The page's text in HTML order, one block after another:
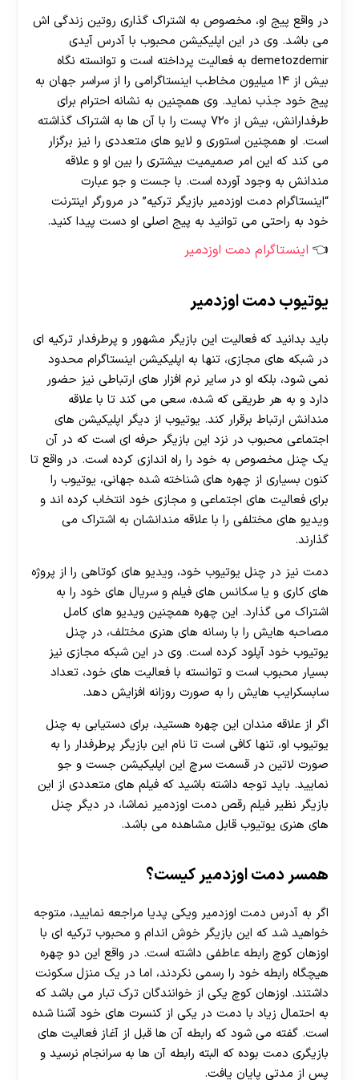
در واقع پیج او، مخصوص به اشتراک گذاری روتین زندگی اش
می باشد. وی در این اپلیکیشن محبوب با آدرس آیدی
demetozdemir به فعالیت پرداخته است و توانسته نگاه
بیش از ۱۴ میلیون مخاطب اینستاگرامی را از سراسر جهان به
پیج خود جذب نماید. وی همچنین به نشانه احترام برای
طرفدارانش، بیش از ۷۲۰ پست را با آن ها به اشتراک گذاشته
است. او همچنین استوری و لایو های متعددی را نیز برگزار
می کند که این امر صمیمیت بیشتری را بین او و علاقه
مندانش به وجود آورده است. با جست و جو عبارت
“اینستاگرام دمت اوزدمیر بازیگر ترکیه” در مرورگر اینترنت
خود به راحتی می توانید به پیج اصلی او دست پیدا کنید.
اینستاگرام دمت اوزدمیر
یوتیوب دمت اوزدمیر
باید بدانید که فعالیت این بازیگر مشهور و پرطرفدار ترکیه ای
در شبکه های مجازی، تنها به اپلیکیشن اینستاگرام محدود
نمی شود، بلکه او در سایر نرم افزار های ارتباطی نیز حضور
دارد و به هر طریقی که شده، سعی می کند تا با علاقه
مندانش ارتباط برقرار کند. یوتیوب از دیگر اپلیکیشن های
اجتماعی محبوب در نزد این بازیگر حرفه ای است که در آن
یک چنل مخصوص به خود را راه اندازی کرده است. در واقع تا
کنون بسیاری از چهره های شناخته شده جهانی، یوتیوب را
برای فعالیت های اجتماعی و مجازی خود انتخاب کرده اند و
ویدیو های مختلفی را با علاقه مندانشان به اشتراک می
گذارند.
دمت نیز در چنل یوتیوب خود، ویدیو های کوتاهی را از پروژه
های کاری و یا سکانس های فیلم و سریال های خود را به
اشتراک می گذارد. این چهره همچنین ویدیو های کامل
مصاحبه هایش را با رسانه های هنری مختلف، در چنل
یوتیوب خود آپلود کرده است. وی در این شبکه مجازی نیز
بسیار محبوب است و توانسته با فعالیت های خود، تعداد
سابسکرایب هایش را به صورت روزانه افزایش دهد.
اگر از علاقه مندان این چهره هستید، برای دستیابی به چنل
یوتیوب او، تنها کافی است تا نام این بازیگر پرطرفدار را به
صورت لاتین در قسمت سرچ این اپلیکیشن جست و جو
نمایید. باید توجه داشته باشید که فیلم های متعددی از این
بازیگر نظیر فیلم رقص دمت اوزدمیر نماشا، در دیگر چنل
های هنری یوتیوب قابل مشاهده می باشد.
همسر دمت اوزدمیر کیست؟
اگر به آدرس دمت اوزدمیر ویکی پدیا مراجعه نمایید، متوجه
خواهید شد که این بازیگر خوش اندام و محبوب ترکیه ای با
اوزهان کوچ رابطه عاطفی داشته است. در واقع این دو چهره
هیچگاه رابطه خود را رسمی نکردند، اما در یک منزل سکونت
داشتند. اوزهان کوچ یکی از خوانندگان ترک تبار می باشد که
به احتمال زیاد با دمت در یکی از کنسرت های خود آشنا شده
است. گفته می شود که رابطه آن ها قبل از آغاز فعالیت های
بازیگری دمت بوده که البته رابطه آن ها به سرانجام نرسید و
پس از مدتی پایان یافت.